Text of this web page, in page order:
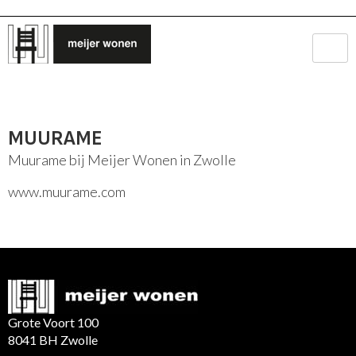
MUURAME
Muurame bij Meijer Wonen in Zwolle
www.muurame.com
Grote Voort 100
8041 BH Zwolle